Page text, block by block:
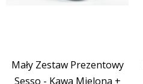
Mały Zestaw Prezentowy
Sesso - Kawa Mielona +